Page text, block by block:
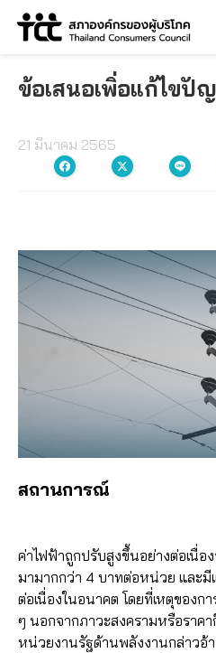
Skip
ข้อเสนอเพิ่อแก้ไขปั
21 มีนาคม 2565
สถานการณ์
ค่าไฟฟ้าถูกปรับสูงขึ้นอย่างต่อเนื่
มามากกว่า 4 บาทต่อหน่วย และมี
ต่อเนื่องในอนาคต โดยที่เหตุของ
ๆ นอกจากภาวะสงครามหรือราค
หน่วยงานรัฐด้านพลังงานกล่าวอ้